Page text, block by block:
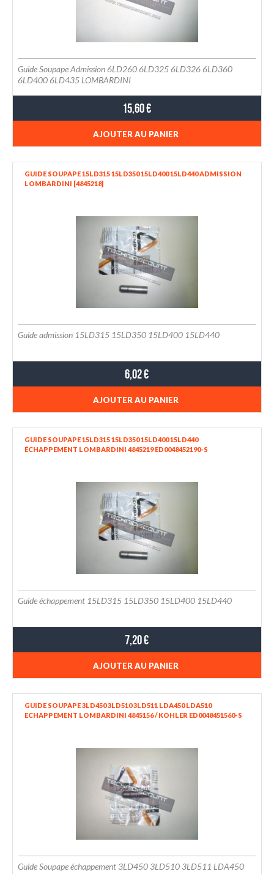
Guide Soupape Admission 6LD260 6LD325 6LD326 6LD360
6LD400 6LD435 LOMBARDINI
15,60 €
AJOUTER AU PANIER
GUIDE SOUPAPE 15LD315 15LD350 15LD400 15LD440 ADMISSION
LOMBARDINI [4845218]
Guide admission 15LD315 15LD350 15LD400 15LD440
6,02 €
AJOUTER AU PANIER
GUIDE SOUPAPE 15LD315 15LD350 15LD400 15LD440
ÉCHAPPEMENT LOMBARDINI 4845219 ED0048452190-S
Guide échappement 15LD315 15LD350 15LD400 15LD440
7,20 €
AJOUTER AU PANIER
GUIDE SOUPAPE 3LD450 3LD510 3LD511 LDA450 LDA510
ECHAPPEMENT LOMBARDINI 4845156 / KOHLER ED0048451560-S
Guide Soupape échappement 3LD450 3LD510 3LD511 LDA450